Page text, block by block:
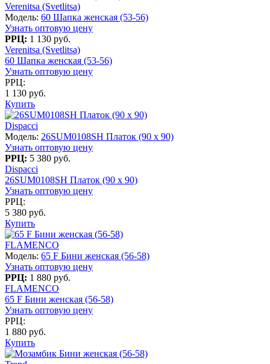
Verenitsa (Svetlitsa)
Модель: 60 Шапка женская (53-56)
Узнать оптовую цену
РРЦ: 1 130 руб.
Verenitsa (Svetlitsa)
60 Шапка женская (53-56)
Узнать оптовую цену
РРЦ:
1 130 руб.
Купить
Dispacci
Модель: 26SUM0108SH Платок (90 х 90)
Узнать оптовую цену
РРЦ: 5 380 руб.
Dispacci
26SUM0108SH Платок (90 х 90)
Узнать оптовую цену
РРЦ:
5 380 руб.
Купить
FLAMENCO
Модель: 65 F Бини женская (56-58)
Узнать оптовую цену
РРЦ: 1 880 руб.
FLAMENCO
65 F Бини женская (56-58)
Узнать оптовую цену
РРЦ:
1 880 руб.
Купить